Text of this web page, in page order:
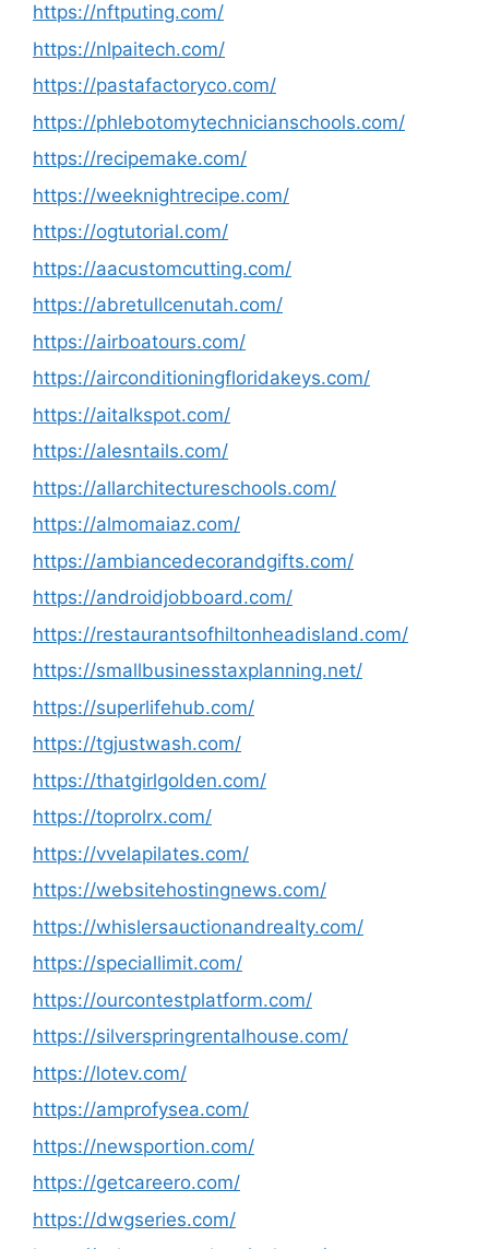
https://nftputing.com/
https://nlpaitech.com/
https://pastafactoryco.com/
https://phlebotomytechnicianschools.com/
https://recipemake.com/
https://weeknightrecipe.com/
https://ogtutorial.com/
https://aacustomcutting.com/
https://abretullcenutah.com/
https://airboatours.com/
https://airconditioningfloridakeys.com/
https://aitalkspot.com/
https://alesntails.com/
https://allarchitectureschools.com/
https://almomaiaz.com/
https://ambiancedecorandgifts.com/
https://androidjobboard.com/
https://restaurantsofhiltonheadisland.com/
https://smallbusinesstaxplanning.net/
https://superlifehub.com/
https://tgjustwash.com/
https://thatgirlgolden.com/
https://toprolrx.com/
https://vvelapilates.com/
https://websitehostingnews.com/
https://whislersauctionandrealty.com/
https://speciallimit.com/
https://ourcontestplatform.com/
https://silverspringrentalhouse.com/
https://lotev.com/
https://amprofysea.com/
https://newsportion.com/
https://getcareero.com/
https://dwgseries.com/